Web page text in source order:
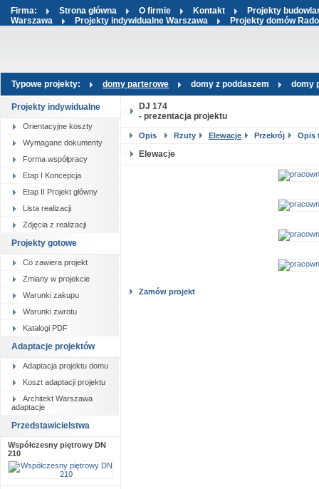
Firma: Strona główna O firmie Kontakt
Projekty
Warszawa
Projekty indywidualne Warszawa Projekty domów
Typowe projekty: domy parterowe domy z poddaszem domy
Projekty indywidualne
Orientacyjne koszty
Wymagane dokumenty
Forma współpracy
Etap I Koncepcja
Etap II Projekt główny
Lista realizacji
Zdjęcia z realizacji
Projekty gotowe
Co zawiera projekt
Zmiany w projekcie
Warunki zakupu
Warunki zwrotu
Katalogi PDF
Adaptacje projektów
Adaptacja projektu domu
Koszt adaptacji projektu
Architekt Warszawa
adaptacje
Przedstawicielstwa
Współczesny piętrowy DN
210
DJ 174
- prezentacja projektu
Opis Rzuty Elewacje Przekrój Opis
Elewacje
Zamów projekt